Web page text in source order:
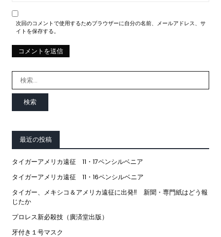
次回のコメントで使用するためブラウザーに自分の名前、メールアドレス、サ
イトを保存する。
最近の投稿
タイガーアメリカ遠征 11・17ペンシルベニア
タイガーアメリカ遠征 11・16ペンシルベニア
タイガー、メキシコ＆アメリカ遠征に出発‼ 新聞・専門紙はどう報
じたか
プロレス新必殺技（廣済堂出版）
牙付き１号マスク